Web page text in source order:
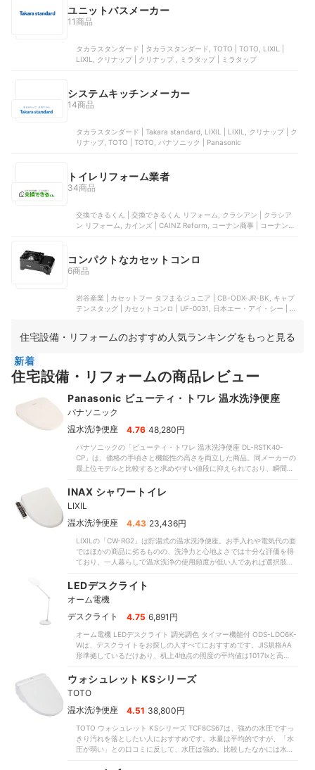
ユニットバスメーカー
11商品
タカラスタンダード | タカラスタンダード, TOTO | TOTO, LIXIL |
LIXIL, クリナップ | クリナップ , ミラタップ | ミラタップ
システムキッチンメーカー
14商品
タカラスタンダード | Takara standard, LIXIL | LIXIL, クリナップ | ク
リナップ, TOTO | TOTO, パナソニック | Panasonic
トイレリフォーム業者
34商品
交換できるくん | 交換できるくん リフォーム, クラシアン | クラシア
ン リフォーム, カインズ | CAINZ Reform, コーナン商事 | コーナン リ
コンパクトなカセットコンロ
6商品
岩谷産業 | カセットフー タフまるジュニア | CB-ODX-JR-BK, キャプ
テンスタッグ | カセットコンロ | ‎UF-0031, 日本エー・アイ・シー | ポ
SAGK29A, 日本エー・アイ・シー | ポータブル ガス カセットコンロ
住宅設備・リフォームのおすすめ人気ランキングをもっと見る
新着
住宅設備・リフォームの商品レビュー
Panasonic ビューティ・トワレ 温水洗浄便座
パナソニック
温水洗浄便座
4.76 48,280円
パナソニックの「ビューティ・トワレ 温水洗浄便座 DL-RSTK40-
CP」は、価格の手頃さと機能性の高さを両立した商品。同メーカーの
最上位モデルと比較すると求めやすい値段に抑えられており、瞬間式
も年間3,472円と経済的で、タイマー節電機能を使えばさらに節約で
した。便の状態によっては軽く拭くだけで十分に汚れを落とせそうで
す。また、水勢・水圧は9段階、洗浄幅は5段階で細かく調整できるの
も「強くしても痛さを感じなかった」「当てていて心地よい」という
声が挙がっています。水量・角度・当たる範囲もちょうどよいと好
評。ビデ洗浄も心地よく、適度な水勢でデリケートゾーンをやさしく
れており、便座裏の汚れを抑制する機能が備わっています。リモコン
は壁に設置するタイプで、ノズルは汚れがつきにくいステンレス製。
掃除を楽に済ませられそうです。総合的に見ても弱点が少なく、価格
も手頃。瞬間式を探しているならぜひ購入を検討してみてください。
INAX シャワートイレ
LIXIL
温水洗浄便座
4.43 23,436円
LIXILの「CW-RG2」は貯湯式の温水洗浄便座。お手入れや電気代の面
ではほかの商品に劣るものの、洗浄力と心地よさでは十分な評価を得
ており、一人暮らしで温水洗浄の使用頻度が低い人であれば選択肢に
すが、なかでも水量が多く10秒間で200mLを超える水を噴射していま
が、汚れをしっかり落としたい人におすすめです。水圧に対して水が
多めなぶん、水当たりが柔らかいと感じやすく、おしり洗浄の不快感
で、こちらもマイルドな水当たりが好評でした。一方で、広がりはど
ちらの洗浄でもまちまちの評価で、お尻の後ろのほうまで水を感じた
人も。座り方次第では便座の後方に水が大きくハネる恐れがありま
きるうえ、便座の継ぎ目もなし。お手入れのポイントである「隙間」
をしっかり押さえています。ノズルの先端が着脱可能で、交換が簡単
ため、トイレの広さ次第では便器後方の床は清掃しづらいかもしれま
LEDデスクライト
オーム電機
デスクライト
4.75 6,891円
オーム電機 LEDデスクライト 調光調色 タイマー機能付 ODS-LDC6K-
Wは、デスクライトをお探しの人すべてにおすすめです。JIS規格AA
形準拠しているだけあり、机上4地点の照度の平均値は1017lxと高めで
り明るいといえます。「明るさが足りない」との口コミに反し、作業
606lxと十分。満足の基準値とした400lxを大きく上回りました。アー
ムが長く高い位置からデスクを照らせるので、「机の端まで照らせ
一部の商品のように手元の影が多重になることもなく、光もちらつき
ません。長時間、勉強や資料作成を行っても目が疲れにくいでしょ
う。ダイヤル式のボタンで明るさを無段階に調整できるのもポイント
ウォシュレット KSシリーズ
TOTO
温水洗浄便座
4.51 38,800円
TOTO ウォシュレット KSシリーズ TCF8CS67は、強めの水圧ですっ
きり汚れを落としたい人におすすめです。水量は平均的ですが、「水
圧が弱い」との口コミに反して、水圧は強め。比較したなかには水量